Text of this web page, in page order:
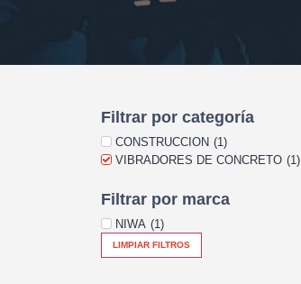
Filtrar por categoría
CONSTRUCCION (1)
VIBRADORES DE CONCRETO (1)
Filtrar por marca
NIWA (1)
LIMPIAR FILTROS